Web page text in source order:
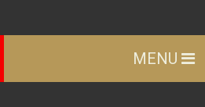
MENU